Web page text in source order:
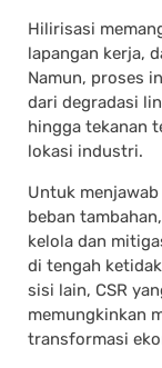
Hilirisasi
lapangan kerja,
Namun, proses
dari degradasi
hingga tekanan
lokasi industri.
Untuk
beban
kelola dan
di tengah
sisi lain, CSR
memungkinkan
transformasi